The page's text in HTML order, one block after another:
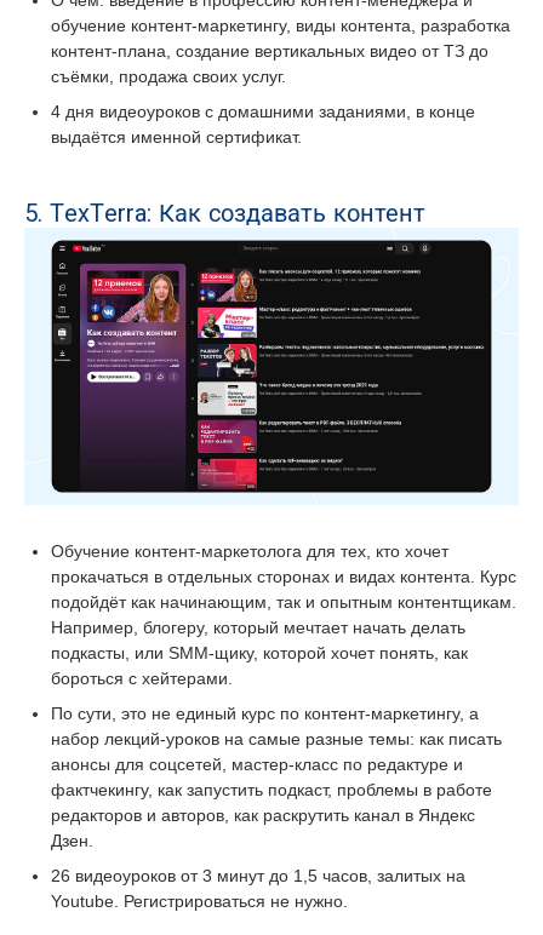
обучение контент-маркетингу, виды контента, разработка
контент-плана, создание вертикальных видео от ТЗ до
съёмки, продажа своих услуг.
4 дня видеоуроков с домашними заданиями, в конце
выдаётся именной сертификат.
5. TexTerra: Как создавать контент
Обучение контент-маркетолога для тех, кто хочет
прокачаться в отдельных сторонах и видах контента. Курс
подойдёт как начинающим, так и опытным контентщикам.
Например, блогеру, который мечтает начать делать
подкасты, или SMM-щику, которой хочет понять, как
бороться с хейтерами.
По сути, это не единый курс по контент-маркетингу, а
набор лекций-уроков на самые разные темы: как писать
анонсы для соцсетей, мастер-класс по редактуре и
фактчекингу, как запустить подкаст, проблемы в работе
редакторов и авторов, как раскрутить канал в Яндекс
Дзен.
26 видеоуроков от 3 минут до 1,5 часов, залитых на
Youtube. Регистрироваться не нужно.